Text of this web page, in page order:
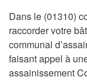
Dans le (01310)
raccorder votre
communal
faisant appel à
assainissement